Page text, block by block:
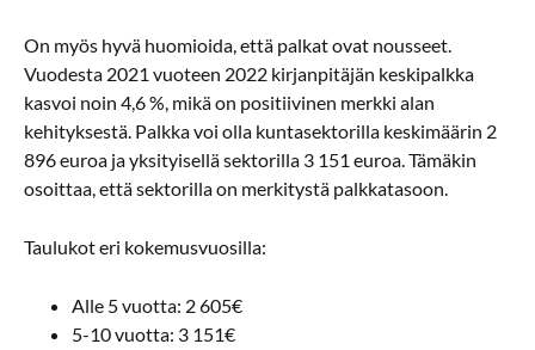
On myös hyvä huomioida, että palkat ovat nousseet.
Vuodesta 2021 vuoteen 2022 kirjanpitäjän keskipalkka
kasvoi noin 4,6 %, mikä on positiivinen merkki alan
kehityksestä. Palkka voi olla kuntasektorilla keskimäärin 2
896 euroa ja yksityisellä sektorilla 3 151 euroa. Tämäkin
osoittaa, että sektorilla on merkitystä palkkatasoon.
Taulukot eri kokemusvuosilla:
Alle 5 vuotta: 2 605€
5-10 vuotta: 3 151€